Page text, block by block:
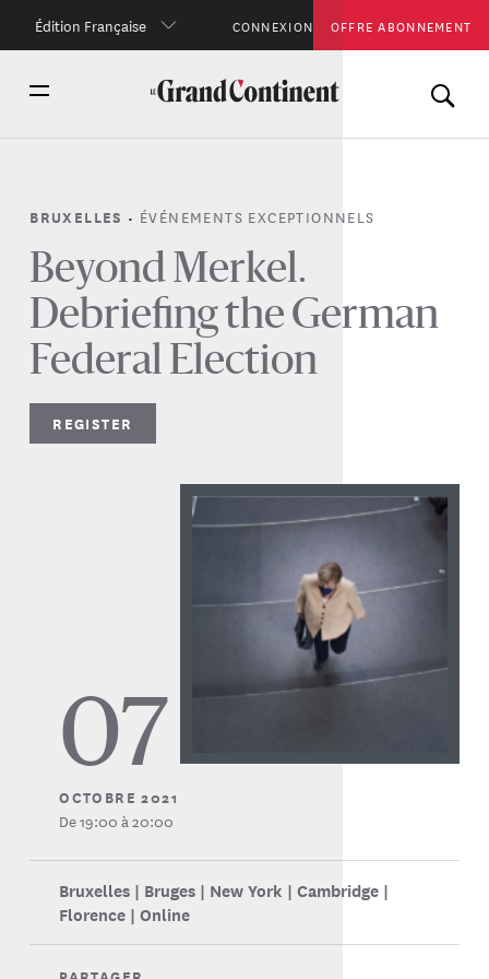
Édition Française CONNEXION OFFRE ABONNEMENT
BRUXELLES • ÉVÉNEMENTS EXCEPTIONNELS
Beyond Merkel.
Debriefing the German
Federal Election
REGISTER
07
OCTOBRE 2021
De 19:00 à 20:00
Bruxelles | Bruges | New York | Cambridge |
Florence | Online